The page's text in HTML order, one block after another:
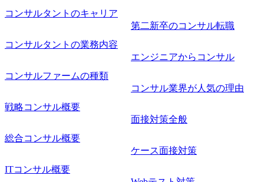
コンサルタントのキャリア
コンサルタントの業務内容
コンサルファームの種類
戦略コンサル概要
総合コンサル概要
ITコンサル概要
第二新卒のコンサル転職
エンジニアからコンサル
コンサル業界が人気の理由
面接対策全般
ケース面接対策